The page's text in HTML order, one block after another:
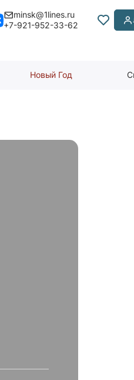
minsk@1lines.ru
+7-921-952-33-62
Новый Год